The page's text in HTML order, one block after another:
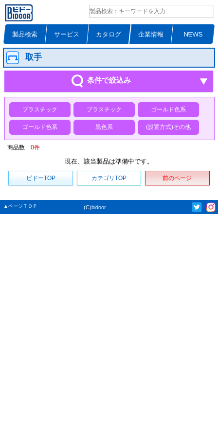
製品検索 サービス カタログ 企業情報 NEWS
取手
条件で絞込み
プラスチック プラスチック ゴールド色系
ゴールド色系 黒色系 (設置方式)その他
商品数 0件
現在、該当製品は準備中です。
ビドーTOP カテゴリTOP 前のページ
▲ページＴＯＰ (C)bidoor